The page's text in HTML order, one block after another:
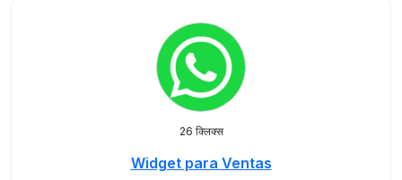
26 क्लिक्स
Widget para Ventas